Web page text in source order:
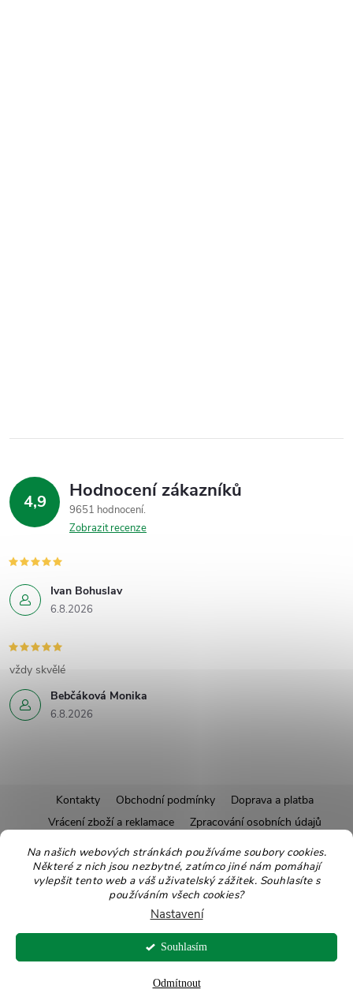
Na našich webových stránkách používáme soubory cookies.
Některé z nich jsou nezbytné, zatímco jiné nám pomáhají
vylepšit tento web a váš uživatelský zážitek. Souhlasíte s
používáním všech cookies?
Nastavení
Odmítnout
Souhlasím
4,9 Hodnocení zákazníků
9651 hodnocení
Zobrazit recenze
Ivan Bohuslav
6.8.2026
Bebčáková Monika
6.8.2026
vždy skvělé
á
Kontakty Obchodní podmínky
Doprava a platba
Vrácení zboží a reklamace
Zpracování osobních údajů
Pravidla soutěží
Affiliate program
Recepty
Pro nové dodavatele
Ekologické balení Moje objednávka
Vytvořil Shoptet
Copyright 2026Zdravoslav. Všechna práva vyhrazena.Upravit nastavení
cookies